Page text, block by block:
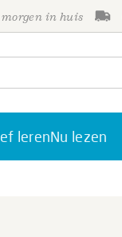
in huis
lerenNu lezen